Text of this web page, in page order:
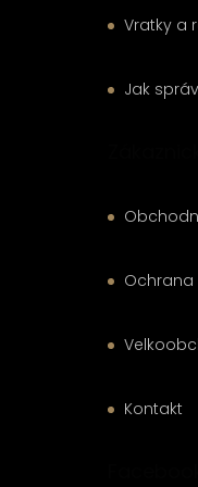
Vratky a
Jak
Kontakt